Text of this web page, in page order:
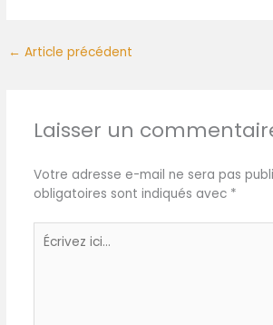
préparer et
naturellement
et n'absorbe
nettoyer en le
l'eau tiède
← Article précédent
Laisser un
Votre adresse e-mail ne sera pas
obligatoires sont indiqués avec *
Écrivez
ici…